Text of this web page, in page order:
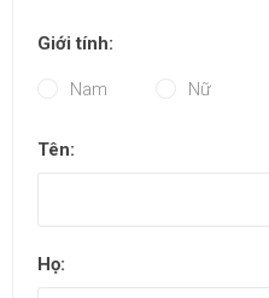
Giới tính:
Nam Nữ
Tên:
Họ: